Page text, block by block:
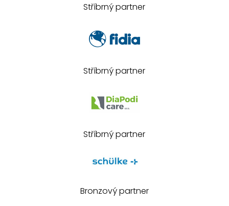
Stříbrný partner
Stříbrný partner
Stříbrný partner
Bronzový partner